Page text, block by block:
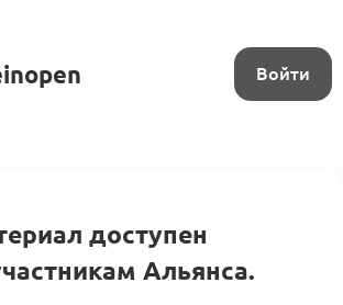
Войти
доступен
Альянса.